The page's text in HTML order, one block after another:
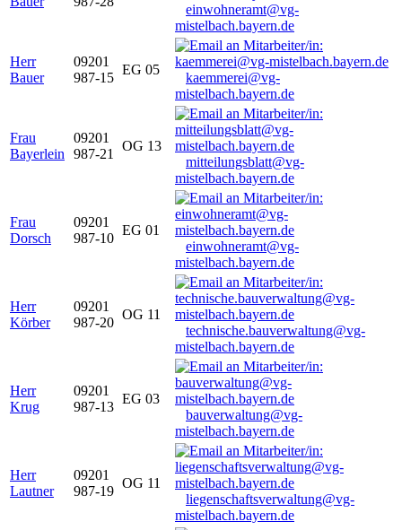
einwohneramt@vg-
mistelbach.bayern.de
Herr
Bauer
09201
987-15
EG 05
kaemmerei@vg-
mistelbach.bayern.de
Frau
Bayerlein
09201
987-21
OG 13
mitteilungsblatt@vg-
mistelbach.bayern.de
Frau
Dorsch
09201
987-10
EG 01
einwohneramt@vg-
mistelbach.bayern.de
Herr
Körber
09201
987-20
OG 11
technische.bauverwaltung@vg-
mistelbach.bayern.de
Herr
Krug
09201
987-13
EG 03
bauverwaltung@vg-
mistelbach.bayern.de
Herr
Lautner
09201
987-19
OG 11
liegenschaftsverwaltung@vg-
mistelbach.bayern.de